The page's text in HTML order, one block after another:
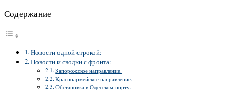
Содержание
Новости одной строкой:
Новости и сводки с фронта:
Запорожское направление.
Красноармейское направление.
Обстановка в Одесском порту.